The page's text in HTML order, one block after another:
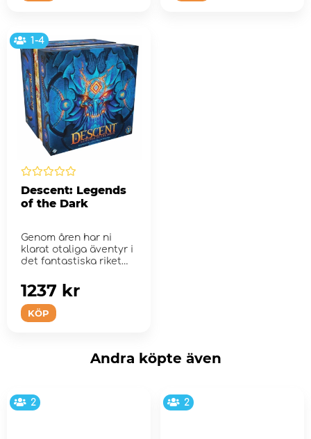
1-4
Descent: Legends
of the Dark
Genom åren har ni
klarat otaliga äventyr i
det fantastiska riket
KÖP
1237 kr
Andra köpte även
2 2